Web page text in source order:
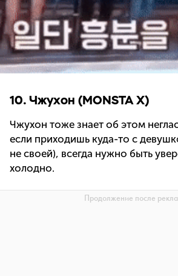
10. Чжухон (MONSTA X)
Чжухон тоже знает об этом
если приходишь куда-то с
не своей), всегда нужно быть
холодно.